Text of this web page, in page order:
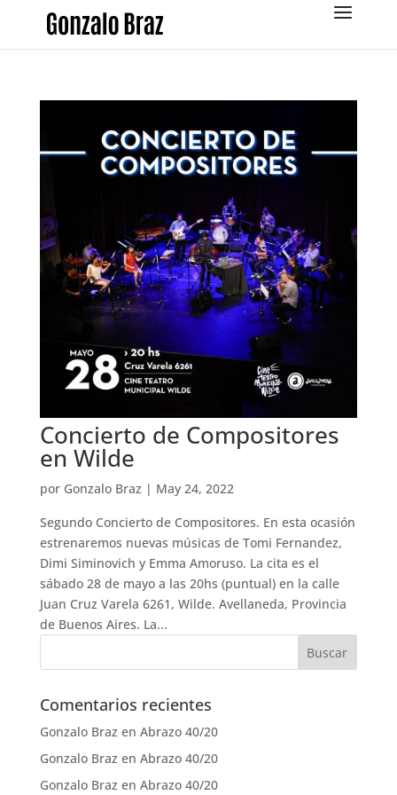
Concierto de Compositores
en Wilde
por Gonzalo Braz | May 24, 2022
Segundo Concierto de Compositores. En esta ocasión
estrenaremos nuevas músicas de Tomi Fernandez,
Dimi Siminovich y Emma Amoruso. La cita es el
sábado 28 de mayo a las 20hs (puntual) en la calle
Juan Cruz Varela 6261, Wilde. Avellaneda, Provincia
de Buenos Aires. La...
Comentarios recientes
Gonzalo Braz en Abrazo 40/20
Gonzalo Braz en Abrazo 40/20
Gonzalo Braz en Abrazo 40/20